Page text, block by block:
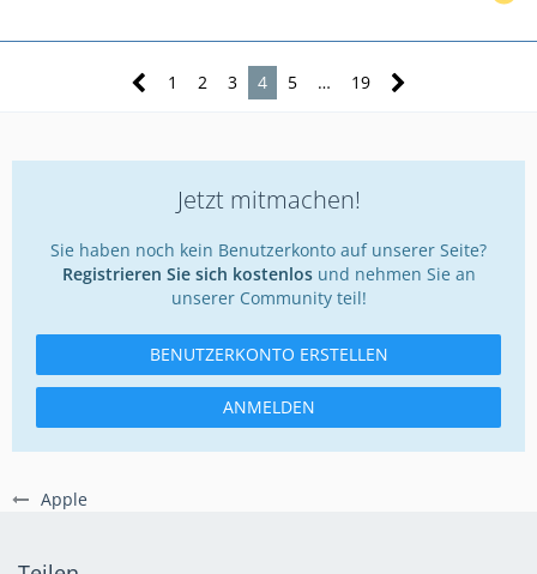
Apple
1 2 3 4 5 … 19
Jetzt mitmachen!
Sie haben noch kein Benutzerkonto auf unserer Seite?
Registrieren Sie sich kostenlosund nehmen Sie an
unserer Community teil!
BENUTZERKONTO ERSTELLEN
ANMELDEN